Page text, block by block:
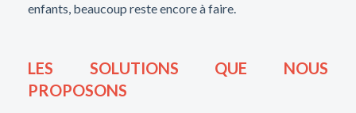
enfants, beaucoup reste encore à faire.
LES SOLUTIONS QUE NOUS
PROPOSONS